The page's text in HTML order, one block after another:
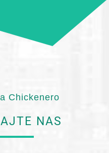
Chickenero
NAS